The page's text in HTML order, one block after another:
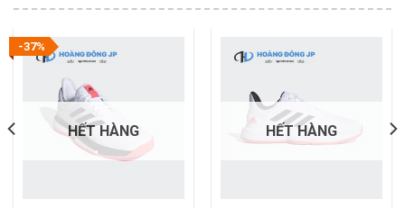
-37%
HẾT HÀNG HẾT HÀNG